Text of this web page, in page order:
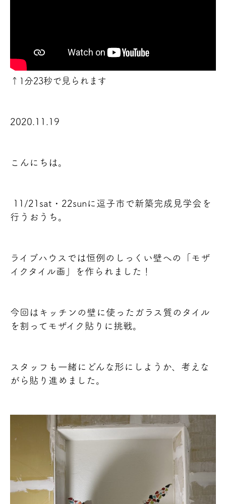
↑1分23秒で見られます
2020.11.19
こんにちは。
11/21sat・22sunに逗子市で新築完成見学会を
行うおうち。
ライブハウスでは恒例のしっくい壁への「モザ
イクタイル画」を作られました！
今回はキッチンの壁に使ったガラス質のタイル
を割ってモザイク貼りに挑戦。
スタッフも一緒にどんな形にしようか、考えな
がら貼り進めました。